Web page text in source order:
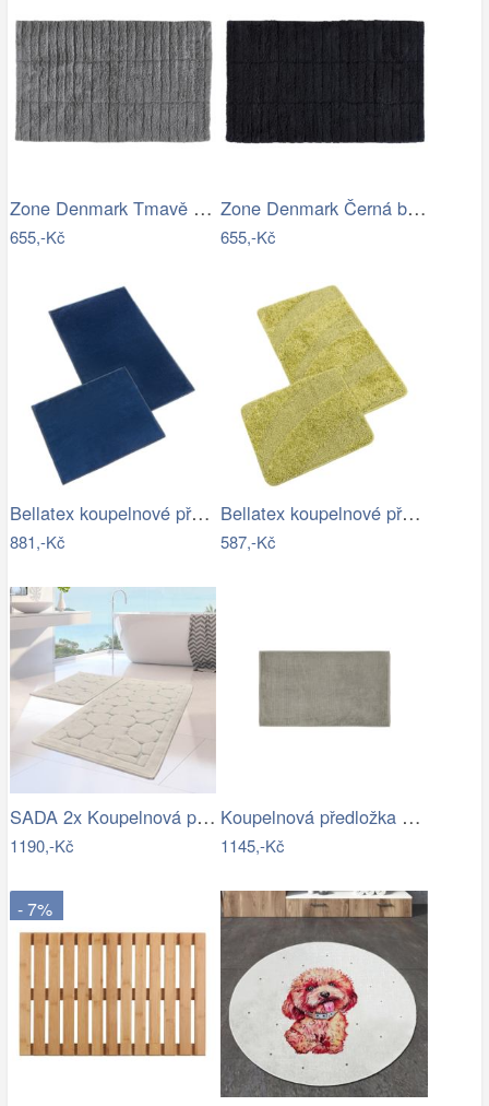
Zone Denmark Tmavě šedá bavlněná…
655,-Kč
Zone Denmark Černá bavlněná koupelnová…
655,-Kč
Bellatex koupelnové předložky BANYGOLD…
881,-Kč
Bellatex koupelnové předložky…
587,-Kč
SADA 2x Koupelnová předložka LINO 60…
1190,-Kč
Koupelnová předložka 100x60 cm Blomus…
1145,-Kč
- 7%